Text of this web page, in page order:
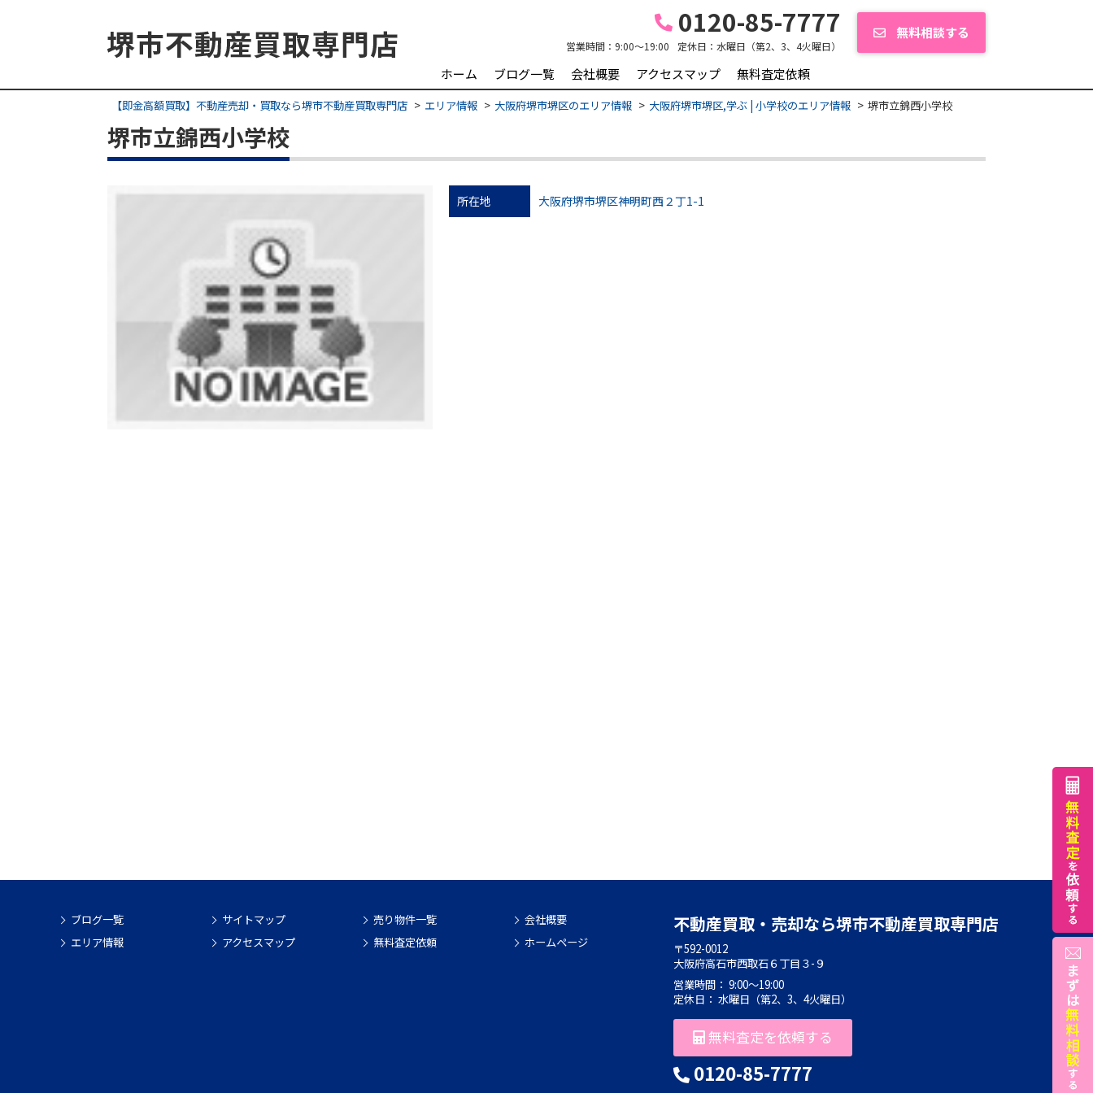
0120-85-7777
営業時間： 9:00～19:00 定休日： 水曜日（第2、3、4火曜日）
無料相談する
ホーム ブログ一覧 会社概要 アクセスマップ 無料査定依頼
【即金高額買取】不動産売却・買取なら堺市不動産買取専門店 エリア情報 大阪府堺市堺区のエリア情報 大阪府堺市堺区,学ぶ | 小学校のエリア情報 堺市立錦西小学校
堺市立錦西小学校
所在地 大阪府堺市堺区神明町西２丁1-1
ブログ一覧
エリア情報
サイトマップ
アクセスマップ
売り物件一覧
無料査定依頼
会社概要
ホームページ
不動産買取・売却なら堺市不動産買取専門店
〒592-0012
大阪府高石市西取石６丁目３-９
営業時間： 9:00～19:00
定休日： 水曜日（第2、3、4火曜日）
無料査定を依頼する
0120-85-7777